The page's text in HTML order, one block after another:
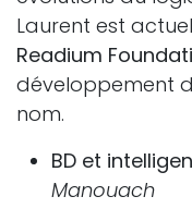
Laurent est
Readium
développement
nom.
BD et
Manouach